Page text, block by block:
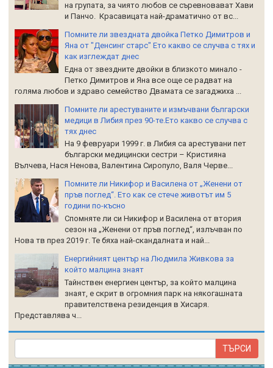
на групата, за чиято любов се съревновават Хави
и Панчо. Красавицата най-драматично от вс...
Помните ли звездната двойка Петко Димитров и
Яна от "Денсинг старс" Ето какво се случва с тях и
как изглеждат днес
Една от звездните двойки в близкото минало -
Петко Димитров и Яна все още се радват на
голяма любов и здраво семейство Двамата се загаджиха ...
Помните ли арестуваните и измъчвани български
медици в Либия през 90-те.Ето какво се случва с
тях днес
На 9 февруари 1999 г. в Либия са арестувани пет
български медицински сестри – Кристияна
Вълчева, Нася Ненова, Валентина Сиропуло, Валя Черве...
Помните ли Никифор и Василена от „Женени от
пръв поглед“. Ето как се стече животът им 5
години по-късно
Спомняте ли си Никифор и Василена от втория
сезон на „Женени от пръв поглед“, излъчван по
Нова тв през 2019 г. Те бяха най-скандалната и най...
Енергийният център на Людмила Живкова за
който малцина знаят
Тайнствен енергиен център, за който малцина
знаят, е скрит в огромния парк на някогашната
правителствена резиденция в Хисаря.
Представлява ч...